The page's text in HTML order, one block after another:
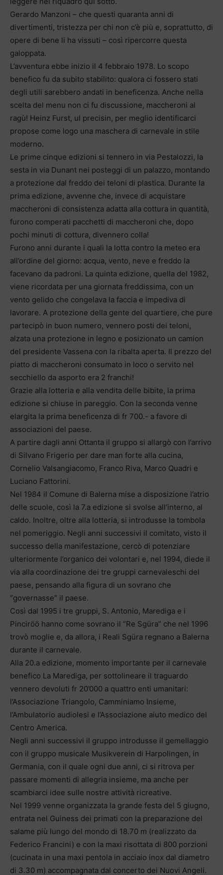
Gerardo Manzoni – che questi quaranta anni di
divertimenti, tristezza per chi non c’è più e, soprattutto, di
opere di bene li ha vissuti – così ripercorre questa
galoppata.
L’avventura ebbe inizio il 4 febbraio 1978. Lo scopo
benefico fu da subito stabilito: qualora ci fossero stati
degli utili sarebbero andati in beneficenza. Anche nella
scelta del menu non ci fu discussione, maccheroni al
ragù! Heinz Furst, ul precisin, per meglio identificarci
propose come logo una maschera di carnevale in stile
moderno.
Le prime cinque edizioni si tennero in via Pestalozzi, la
sesta in via Dunant nei posteggi di un palazzo, montando
a protezione dal freddo dei teloni di plastica. Durante la
prima edizione, avvenne che, invece di acquistare
maccheroni di consistenza adatta alla cottura in quantità,
furono comperati pacchetti di maccheroni che, dopo
pochi minuti di cottura, divennero colla!
Furono anni durante i quali la lotta contro la meteo era
all’ordine del giorno: acqua, vento, neve e freddo la
facevano da padroni. La quinta edizione, quella del 1982,
viene ricordata per una giornata freddissima, con un
vento gelido che congelava la faccia e impediva di
lavorare. A protezione della gente del quartiere, che pure
partecipò in buon numero, vennero posti dei teloni,
alzata una protezione in legno e posizionato un camion
del presidente Vassena con la ribalta aperta. Il prezzo del
piatto di maccheroni consumato in loco o servito nel
secchiello da asporto era 2 franchi!
Grazie alla lotteria e alla vendita delle bibite, la prima
edizione si chiuse in pareggio. Con la seconda venne
elargita la prima beneficenza di fr 700.- a favore di
associazioni del paese.
A partire dagli anni Ottanta il gruppo si allargò con l’arrivo
di Silvano Frigerio per dare man forte alla cucina,
Cornelio Valsangiacomo, Franco Riva, Marco Quadri e
Luciano Fattorini.
Nel 1984 il Comune di Balerna mise a disposizione l’atrio
delle scuole, così la 7.a edizione si svolse all’interno, al
caldo. Inoltre, oltre alla lotteria, si introdusse la tombola
nel pomeriggio. Negli anni successivi il comitato, visto il
successo della manifestazione, cercò di potenziare
ulteriormente l’organico dei volontari e, nel 1994, diede il
via alla coordinazione dei tre gruppi carnevaleschi del
paese, pensando alla figura di un sovrano che
“governasse” il paese.
Così dal 1995 i tre gruppi, S. Antonio, Marediga e i
Pinciröö hanno come sovrano il “Re Sgüra” che nel 1996
trovò moglie e, da allora, i Reali Sgüra regnano a Balerna
durante il carnevale.
Alla 20.a edizione, momento importante per il carnevale
benefico La Marediga, per sottolineare il traguardo
vennero devoluti fr 20’000 a quattro enti umanitari:
l’Associazione Triangolo, Camminiamo Insieme,
l’Ambulatorio audiolesi e l’Associazione aiuto medico del
Centro America.
Negli anni successivi il gruppo introdusse il gemellaggio
con il gruppo musicale Musikverein di Harpolingen, in
Germania, con il quale ogni due anni, ci si ritrova per
passare momenti di allegria insieme, ma anche per
scambiarci idee sulle nostre attività ricreative.
Nel 1999 venne organizzata la grande festa del 5 giugno,
entrata nel Guiness dei primati con la preparazione del
salame più lungo del mondo di 18.70 m (realizzato da
Federico Francini) e con la maxi risottata di 800 porzioni
(cucinata in una maxi pentola in acciaio inox dal diametro
di 3.30 m) accompagnata dal concerto dei Nuovi Angeli.